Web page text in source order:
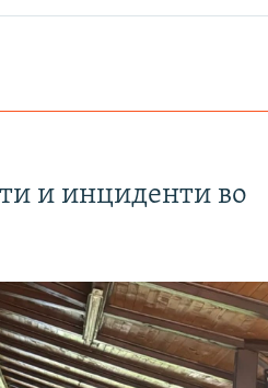
и инциденти во